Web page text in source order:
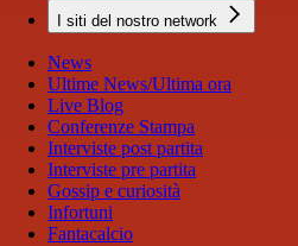
I siti del nostro network
News
Ultime News/Ultima ora
Live Blog
Conferenze Stampa
Interviste post partita
Interviste pre partita
Gossip e curiosità
Infortuni
Fantacalcio